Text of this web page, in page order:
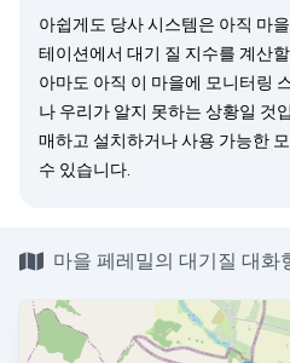
아쉽게도 당사 시스템은 아직 마
테이션에서 대기 질 지수를 계산
아마도 아직 이 마을에 모니터링
나 우리가 알지 못하는 상황일 것
매하고 설치하거나 사용 가능한
수 있습니다.
마을 페레밀의 대기질 대화